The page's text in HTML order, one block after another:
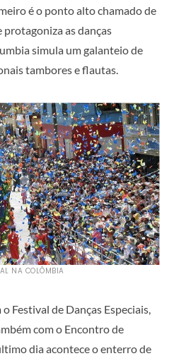
é o ponto alto chamado de
protagoniza as danças
simula um galanteio de
tambores e flautas.
NA COLÔMBIA
Festival de Danças Especiais,
com o Encontro de
dia acontece o enterro de